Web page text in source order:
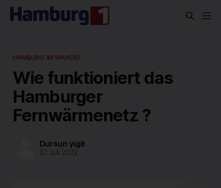
HAMBURG IM WANDEL
Wie funktioniert das
Hamburger
Fernwärmenetz ?
Dursun yigit
27. Juli 2022